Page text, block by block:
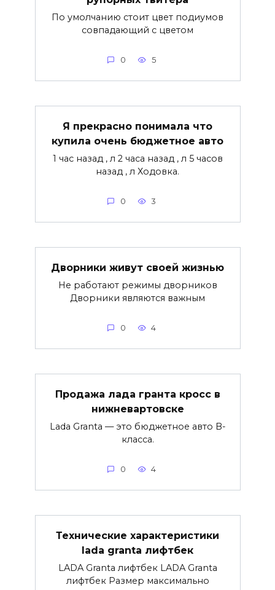
По умолчанию стоит цвет подиумов
совпадающий с цветом
0 5
Я прекрасно понимала что
купила очень бюджетное авто
1 час назад , л 2 часа назад , л 5 часов
назад , л Ходовка.
0 3
Дворники живут своей жизнью
Не работают режимы дворников
Дворники являются важным
0 4
Продажа лада гранта кросс в
нижневартовске
Lada Granta — это бюджетное авто B-
класса.
0 4
Технические характеристики
lada granta лифтбек
LADA Granta лифтбек LADA Granta
лифтбек Размер максимально